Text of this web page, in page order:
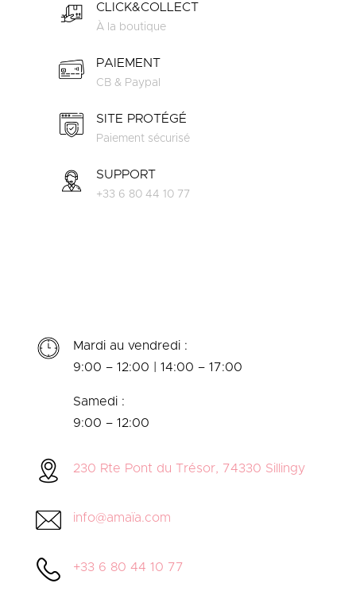
CLICK&COLLECT
À la boutique
PAIEMENT
CB & Paypal
SITE PROTÉGÉ
Paiement sécurisé
SUPPORT
+33 6 80 44 10 77
Mardi au vendredi :
9:00 – 12:00 | 14:00 – 17:00
Samedi :
9:00 – 12:00
230 Rte Pont du Trésor, 74330 Sillingy
info@amaïa.com
+33 6 80 44 10 77